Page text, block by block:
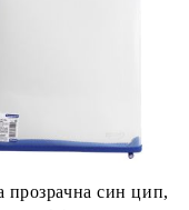
прозрачна син цип,